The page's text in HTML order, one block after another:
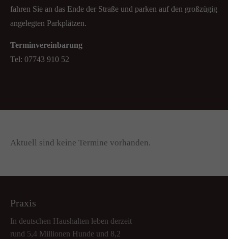
fahren Sie an das Ende der Straße und parken auf den großzügig
angelegten Parkplätzen.
Terminvereinbarung
Tel: 07743 910 52
Aktuell sind keine Termine vorhanden.
Praxis
In deutschen Haushalten leben derzeit
rund 5,4 Millionen Hunde und 8,2